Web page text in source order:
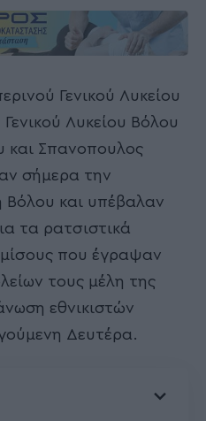
Γενικού Λυκείου
Λυκείου Βόλου
και Σπανοπουλος
σήμερα την
Βόλου και υπέβαλαν
τα ρατσιστικά
που έγραψαν
τους μέλη της
εθνικιστών
Δευτέρα.